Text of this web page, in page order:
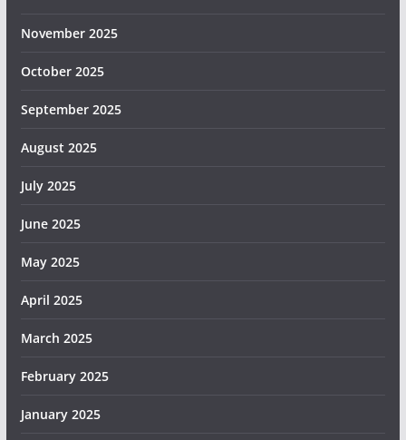
November 2025
October 2025
September 2025
August 2025
July 2025
June 2025
May 2025
April 2025
March 2025
February 2025
January 2025